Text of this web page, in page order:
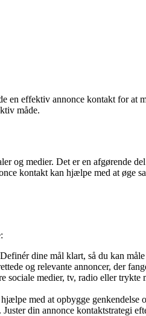
en effektiv annonce kontakt for at
måde.
og medier. Det er en afgørende
kontakt kan hjælpe med at øge
dine mål klart, så du kan måle
og relevante annoncer, der
medier, tv, radio eller
med at opbygge genkendelse
din annonce kontaktstrategi